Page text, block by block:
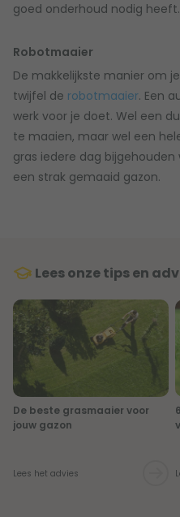
goed onderhoud nodig heeft.
Robotmaaier
De makkelijkste manier om
twijfel de robotmaaier. Een
werk voor je doet. Wel een
te maaien, maar wel een
gras iedere dag
een strak gemaaid gazon.
Lees onze tips en
De beste grasmaaier voor
jouw gazon
Lees het advies